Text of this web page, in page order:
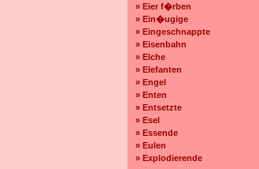
» Eier f�rben
» Ein�ugige
» Eingeschnappte
» Eisenbahn
» Elche
» Elefanten
» Engel
» Enten
» Entsetzte
» Esel
» Essende
» Eulen
» Explodierende